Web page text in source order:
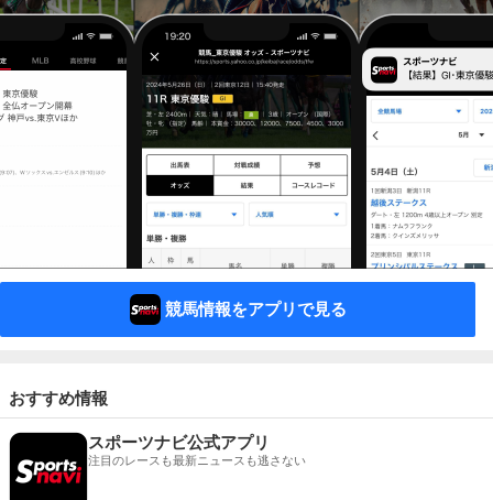
競馬情報をアプリで見る
おすすめ情報
スポーツナビ公式アプリ
注目のレースも最新ニュースも逃さない